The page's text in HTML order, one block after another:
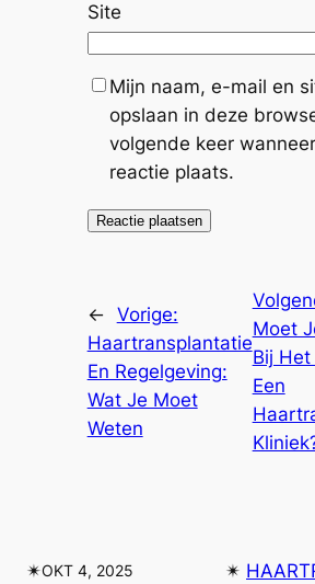
Site
Mijn naam, e-mail en
opslaan in deze
volgende keer
reactie plaats.
← Vorige:
Haartransplantatie
En Regelgeving:
Wat Je Moet
Weten
Moet
Bij Het
Een
✴︎OKT 4, 2025 ✴︎